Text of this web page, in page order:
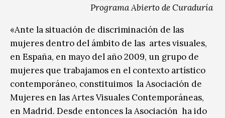
Programa Abierto de Curaduría
«Ante la situación de discriminación de las
mujeres dentro del ámbito de las artes visuales,
en España, en mayo del año 2009, un grupo de
mujeres que trabajamos en el contexto artístico
contemporáneo, constituimos la Asociación de
Mujeres en las Artes Visuales Contemporáneas,
en Madrid. Desde entonces la Asociación ha ido